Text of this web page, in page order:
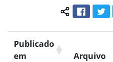
Facebook
Publicado
em
Arquivo